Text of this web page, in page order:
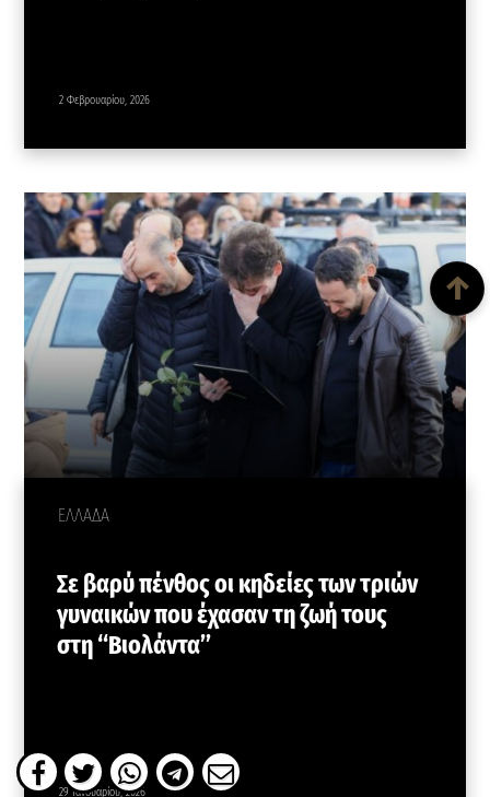
2 Φεβρουαρίου, 2026
ΕΛΛΑΔΑ
Σε βαρύ πένθος οι κηδείες των τριών
γυναικών που έχασαν τη ζωή τους
στη “Βιολάντα”
29 Ιανουαρίου, 2026
Back To Top
↑